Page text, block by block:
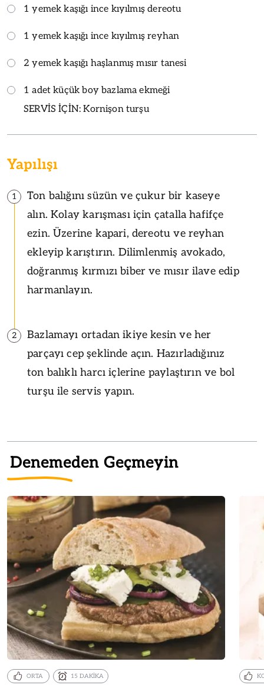
1 yemek kaşığı ince kıyılmış dereotu
1 yemek kaşığı ince kıyılmış reyhan
2 yemek kaşığı haşlanmış mısır tanesi
1 adet küçük boy bazlama ekmeği
SERVİS İÇİN: Kornişon turşu
Yapılışı
1
Ton balığını süzün ve çukur bir kaseye
alın. Kolay karışması için çatalla hafifçe
ezin. Üzerine kapari, dereotu ve reyhan
ekleyip karıştırın. Dilimlenmiş avokado,
doğranmış kırmızı biber ve mısır ilave edip
harmanlayın.
2
Bazlamayı ortadan ikiye kesin ve her
parçayı cep şeklinde açın. Hazırladığınız
ton balıklı harcı içlerine paylaştırın ve bol
turşu ile servis yapın.
Denemeden Geçmeyin
ORTA 15 DAKİKA